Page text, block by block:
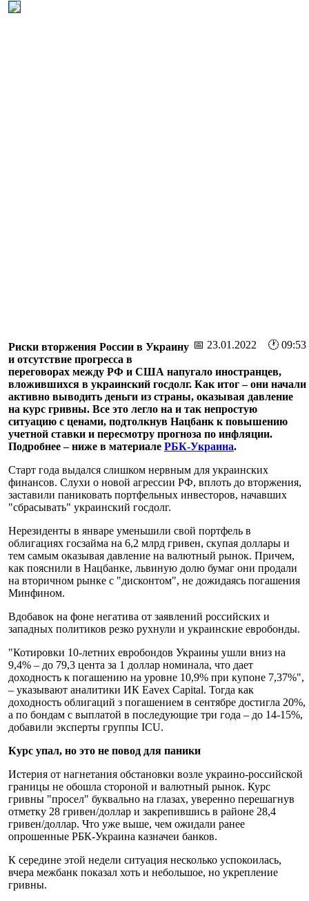
📅 23.01.2022 🕐 09:53
Риски вторжения России в Украину
и отсутствие прогресса в
переговорах между РФ и США напугало иностранцев,
вложившихся в украинский госдолг. Как итог – они начали
активно выводить деньги из страны, оказывая давление
на курс гривны. Все это легло на и так непростую
ситуацию с ценами, подтолкнув Нацбанк к повышению
учетной ставки и пересмотру прогноза по инфляции.
Подробнее – ниже в материале РБК-Украина.
Старт года выдался слишком нервным для украинских
финансов. Слухи о новой агрессии РФ, вплоть до вторжения,
заставили паниковать портфельных инвесторов, начавших
"сбрасывать" украинский госдолг.
Нерезиденты в январе уменьшили свой портфель в
облигациях госзайма на 6,2 млрд гривен, скупая доллары и
тем самым оказывая давление на валютный рынок. Причем,
как пояснили в Нацбанке, львиную долю бумаг они продали
на вторичном рынке с "дисконтом", не дожидаясь погашения
Минфином.
Вдобавок на фоне негатива от заявлений российских и
западных политиков резко рухнули и украинские евробонды.
"Котировки 10-летних евробондов Украины ушли вниз на
9,4% – до 79,3 цента за 1 доллар номинала, что дает
доходность к погашению на уровне 10,9% при купоне 7,37%",
– указывают аналитики ИК Eavex Capital. Тогда как
доходность облигаций з погашением в сентябре достигла 20%,
а по бондам с выплатой в последующие три года – до 14-15%,
добавили эксперты группы ICU.
Курс упал, но это не повод для паники
Истерия от нагнетания обстановки возле украино-российской
границы не обошла стороной и валютный рынок. Курс
гривны "просел" буквально на глазах, уверенно перешагнув
отметку 28 гривен/доллар и закрепившись в районе 28,4
гривен/доллар. Что уже выше, чем ожидали ранее
опрошенные РБК-Украина казначеи банков.
К середине этой недели ситуация несколько успокоилась,
вчера межбанк показал хоть и небольшое, но укрепление
гривны.